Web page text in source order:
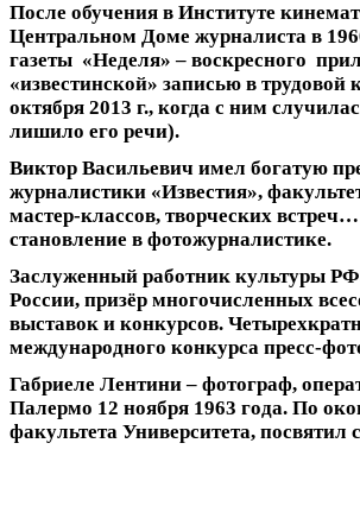
После обучения в Институте
Центральном Доме журналиста в
газеты «Неделя» – воскресного
«известинской» записью в
октября 2013 г., когда с ним
лишило его речи).
Виктор Васильевич имел богатую
журналистики «Известия»,
мастер-классов, творческих
становление в фотожурналистике.
Заслуженный работник культуры
России, призёр многочисленных
выставок и конкурсов.
международного конкурса пресс-
Габриеле Лентини – фотограф,
Палермо 12 ноября 1963 года. По
факультета Университета,